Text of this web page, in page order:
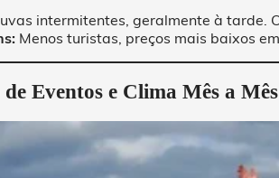
intermitentes, geralmente à tarde.
Menos turistas, preços mais baixos
Eventos e Clima Mês a Mês